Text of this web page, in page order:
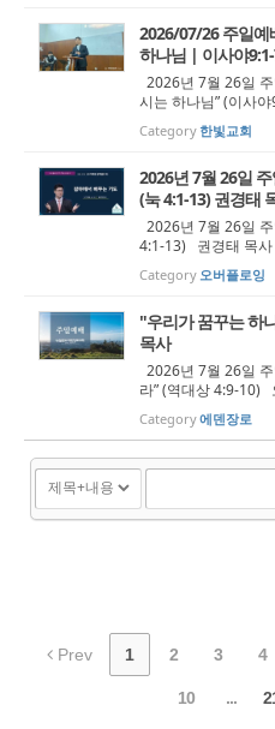
2026/07/26 주일예
하나님 | 이사야
2026년 7월 26일
시는 하나님” (이사
Category 한빛교회
2026년 7월 26일
(눅 4:1-13) 권경태
2026년 7월 26일
4:1-13) 권경태 목사
Category오버플로잉
"우리가 꿈꾸는 하
목사
2026년 7월 26일
라” (역대상 4:9-10)
Category에덴장로
Prev 1 2 3 4
10 ...